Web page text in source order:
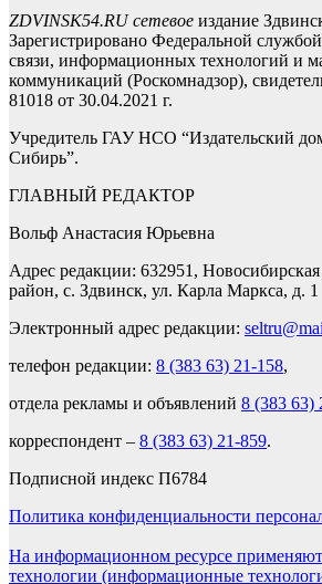
ZDVINSK54.RU сетевое издание
Зарегистрировано Федеральной
связи, информационных технологий и
коммуникаций (Роскомнадзор),
81018 от 30.04.2021 г.
Учредитель ГАУ НСО “Издательский
Сибирь”.
ГЛАВНЫЙ РЕДАКТОР
Вольф Анастасия Юрьевна
Адрес редакции: 632951,
район, с. Здвинск, ул. Карла Маркса, д. 1
Электронный адрес редакции:
телефон редакции: 8 (383 63) 21-158,
отдела рекламы и объявлений 8 (383 63)
корреспондент – 8 (383 63) 21-859.
Подписной индекс П6784
Политика конфиденциальности
На информационном ресурсе
технологии (информационные